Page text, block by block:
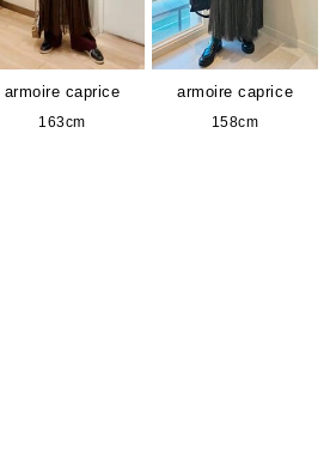
armoire caprice
163cm
armoire caprice
158cm